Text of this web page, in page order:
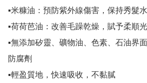
▪️米糠油：預防紫外線傷害，保持秀髮
▪️荷荷芭油：改善毛躁乾燥，賦予柔順
▪️無添加矽靈、礦物油、色素、石油界
防腐劑
▪️輕盈質地，快速吸收，不黏膩